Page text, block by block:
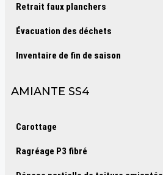
Retrait faux planchers
Évacuation des déchets
Inventaire de fin de saison
AMIANTE SS4
Carottage
Ragréage P3 fibré